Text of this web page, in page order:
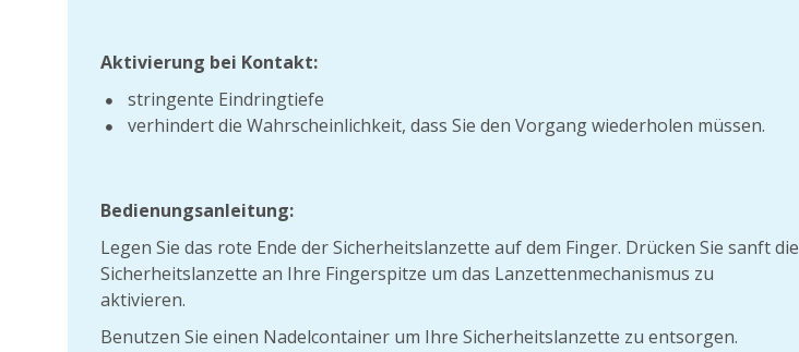
Aktivierung bei Kontakt:
stringente Eindringtiefe
verhindert die Wahrscheinlichkeit, dass Sie den Vorgang wiederholen müssen.
Bedienungsanleitung:
Legen Sie das rote Ende der Sicherheitslanzette auf dem Finger. Drücken Sie sanft die
Sicherheitslanzette an Ihre Fingerspitze um das Lanzettenmechanismus zu
aktivieren.
Benutzen Sie einen Nadelcontainer um Ihre Sicherheitslanzette zu entsorgen.